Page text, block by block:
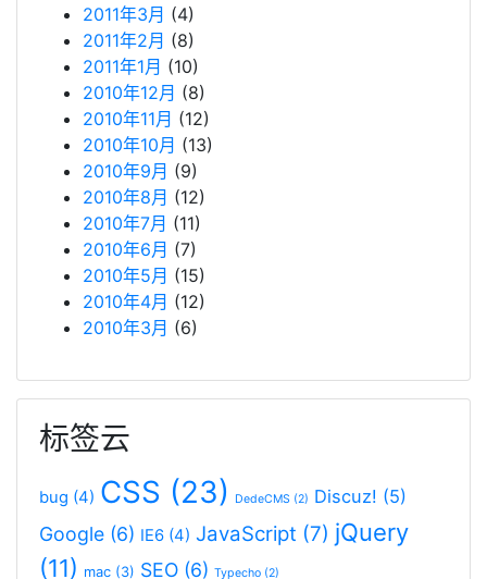
2011年3月 (4)
2011年2月 (8)
2011年1月 (10)
2010年12月 (8)
2010年11月 (12)
2010年10月 (13)
2010年9月 (9)
2010年8月 (12)
2010年7月 (11)
2010年6月 (7)
2010年5月 (15)
2010年4月 (12)
2010年3月 (6)
标签云
bug (4) CSS (23) DedeCMS (2) Discuz! (5)
Google (6) IE6 (4) JavaScript (7) jQuery
(11) mac (3) SEO (6) Typecho (2)